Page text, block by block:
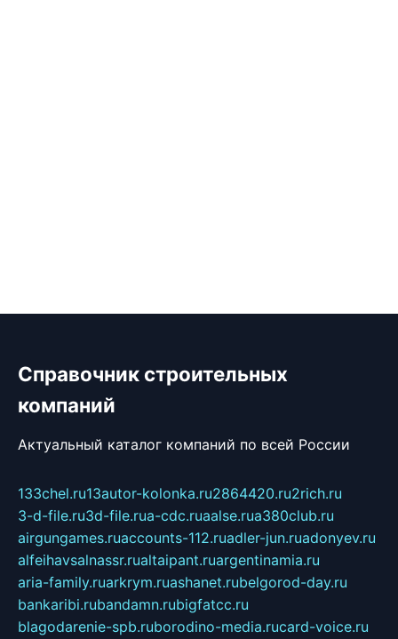
Справочник строительных
компаний
Актуальный каталог компаний по всей России
133chel.ru13autor-kolonka.ru2864420.ru2rich.ru
3-d-file.ru3d-file.rua-cdc.ruaalse.rua380club.ru
airgungames.ruaccounts-112.ruadler-jun.ruadonyev.ru
alfeihavsalnassr.rualtaipant.ruargentinamia.ru
aria-family.ruarkrym.ruashanet.rubelgorod-day.ru
bankaribi.rubandamn.rubigfatcc.ru
blagodarenie-spb.ruborodino-media.rucard-voice.ru